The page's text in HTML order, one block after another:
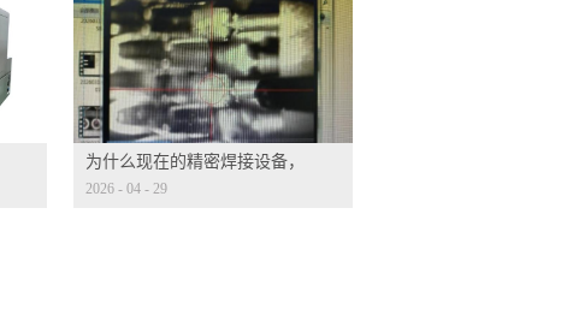
为什么现在的精密焊接设备，
2026 - 04 - 29